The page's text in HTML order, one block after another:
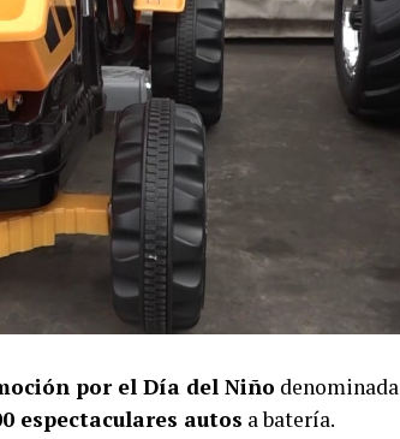
por el Día del Niño denominada
espectaculares autos a batería.